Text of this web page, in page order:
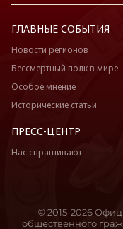
ГЛАВНЫЕ СОБЫТИЯ
Новости регионов
Бессмертный полк в мире
Особое мнение
Исторические статьи
ПРЕСС-ЦЕНТР
Нас спрашивают
© 2015-2026
общественного